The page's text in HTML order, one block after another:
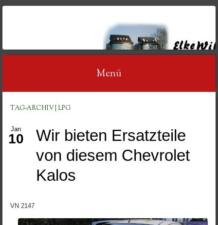
AUTOVERWERTUNG
WILDT
Menü
Inhalt
TAG-ARCHIV | LPG
Wir bieten Ersatzteile
von diesem Chevrolet
Kalos
Jan
10
VN 2147